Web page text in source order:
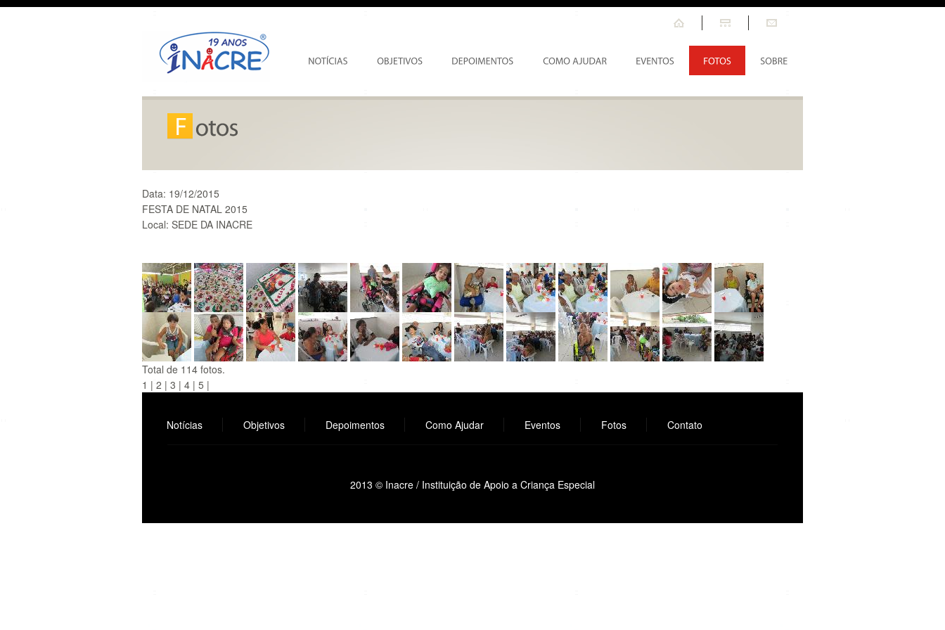
Data: 19/12/2015
FESTA DE NATAL 2015
Local: SEDE DA INACRE
Total de 114 fotos.
1 | 2 | 3 | 4 | 5 |
Notícias Objetivos Depoimentos Como Ajudar Eventos Fotos Contato
2013 © Inacre / Instituição de Apoio a Criança Especial